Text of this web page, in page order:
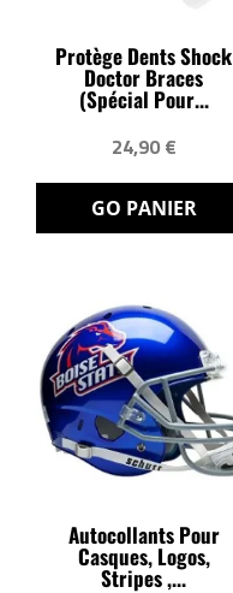
Protège Dents Shock
Doctor Braces
(spécial Pour...
24,90 €
GO PANIER
Autocollants Pour
Casques, Logos,
Stripes ,...